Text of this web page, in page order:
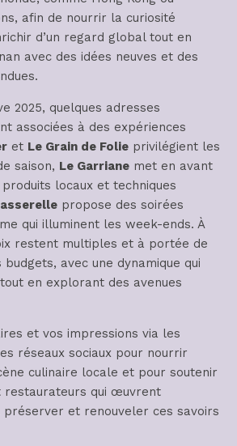
afin de nourrir la curiosité
d’un regard global tout en
avec des idées neuves et des
2025, quelques adresses
associées à des expériences
et Le Grain de Folie privilégient les
saison, Le Garriane met en avant
locaux et techniques
propose des soirées
qui illuminent les week-ends. À
restent multiples et à portée de
avec une dynamique qui
en explorant des avenues
et vos impressions via les
réseaux sociaux pour nourrir
culinaire locale et pour soutenir
restaurateurs qui œuvrent
préserver et renouveler ces savoirs